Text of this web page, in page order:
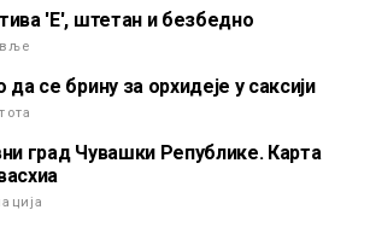
'Е', штетан и безбедно
да се брину за орхидеје у саксији
град Чувашки Републике. Карта